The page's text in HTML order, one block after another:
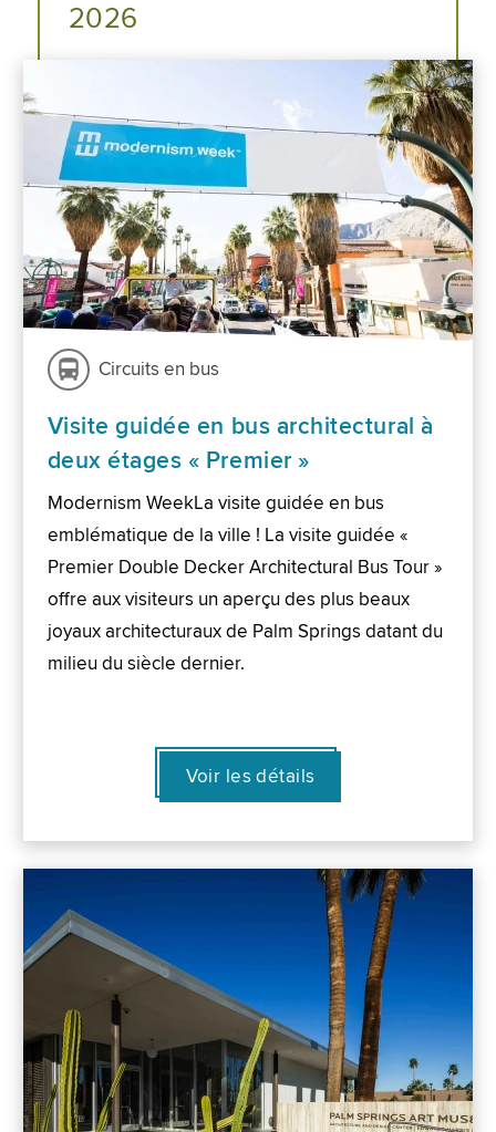
2026
Circuits en bus
Visite guidée en bus architectural à
deux étages « Premier »
Modernism WeekLa visite guidée en bus
emblématique de la ville ! La visite guidée «
Premier Double Decker Architectural Bus Tour »
offre aux visiteurs un aperçu des plus beaux
joyaux architecturaux de Palm Springs datant du
milieu du siècle dernier.
Voir les détails